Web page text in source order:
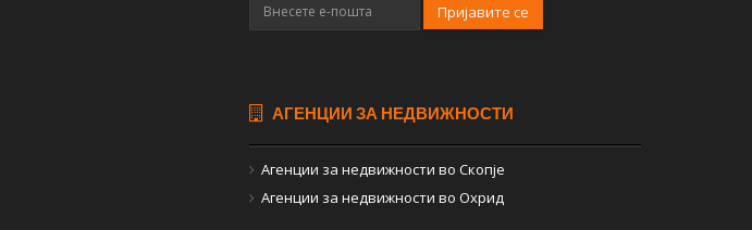
Пријавите се
АГЕНЦИИ ЗА НЕДВИЖНОСТИ
Агенции за недвижности во Скопје
Агенции за недвижности во Охрид